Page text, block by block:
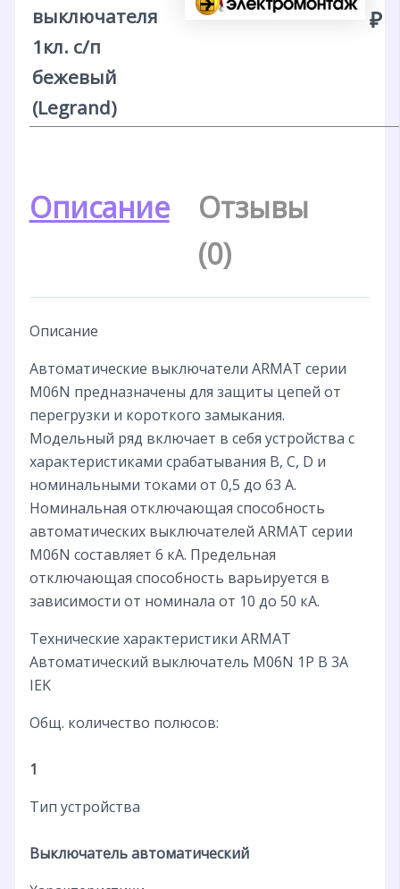
выключателя
1кл. с/п
бежевый
(Legrand)
₽
Описание
Отзывы
(0)
Описание
Автоматические выключатели ARMAT серии
M06N предназначены для защиты цепей от
перегрузки и короткого замыкания.
Модельный ряд включает в себя устройства с
характеристиками срабатывания B, C, D и
номинальными токами от 0,5 до 63 А.
Номинальная отключающая способность
автоматических выключателей ARMAT серии
M06N составляет 6 кА. Предельная
отключающая способность варьируется в
зависимости от номинала от 10 до 50 кА.
Технические характеристики ARMAT
Автоматический выключатель M06N 1P B 3А
IEK
Общ. количество полюсов:
1
Тип устройства
Выключатель автоматический